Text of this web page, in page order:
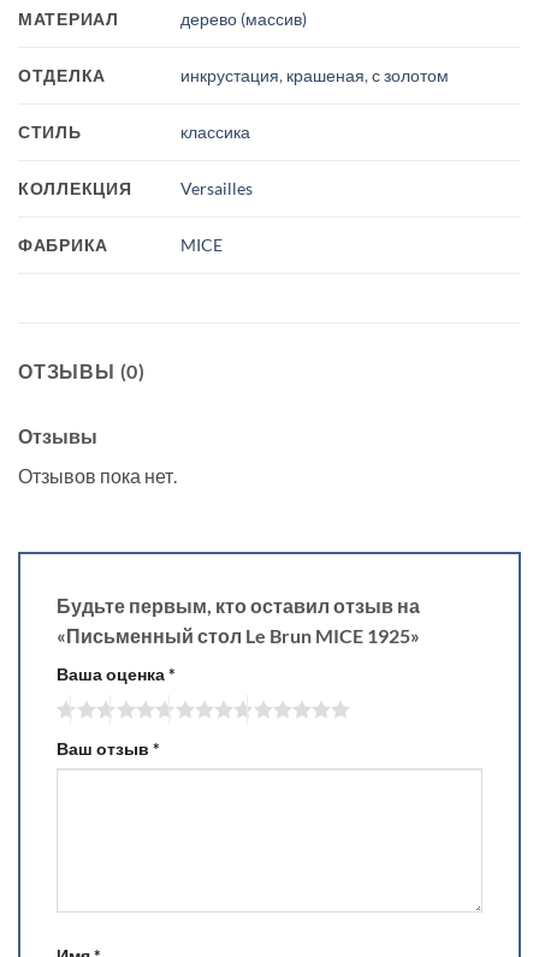
МАТЕРИАЛ дерево (массив)
ОТДЕЛКА инкрустация, крашеная,с золотом
СТИЛЬ классика
КОЛЛЕКЦИЯ Versailles
ФАБРИКА MICE
ОТЗЫВЫ (0)
Отзывы
Отзывов пока нет.
Будьте первым, кто оставил отзыв на
«Письменный стол Le Brun MICE 1925»
Ваша оценка*
Ваш отзыв *